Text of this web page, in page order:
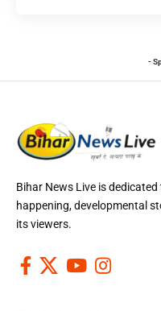
-
Bihar News Live is
happening, developmental
its viewers.